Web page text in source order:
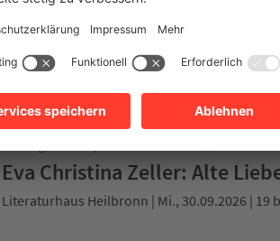
SWR Bestenliste
Schießhaus | Di., 29.09.2026 | 19 bis 20:30 Uhr
Eva Christina Zeller: Alte
Literaturhaus Heilbronn | Mi., 30.09.2026 | 19